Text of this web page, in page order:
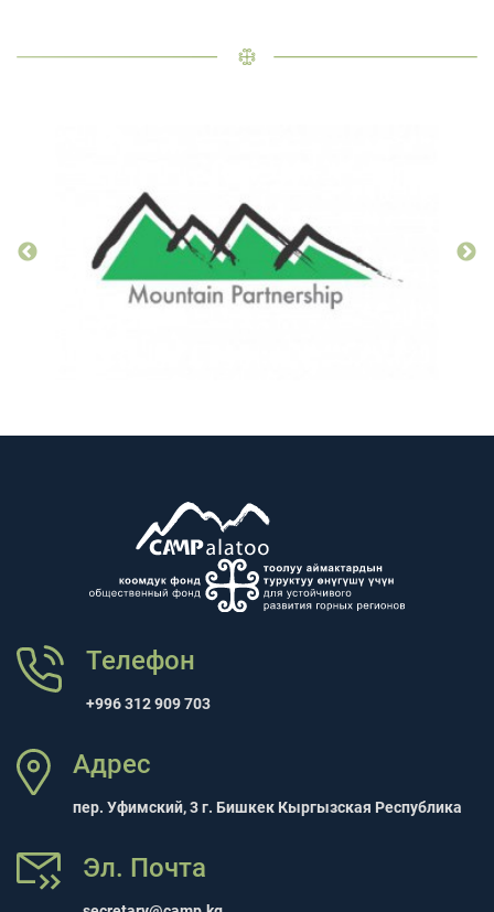
Телефон
+996 312 909 703
Адрес
пер. Уфимский, 3 г. Бишкек Кыргызская Республика
Эл. Почта